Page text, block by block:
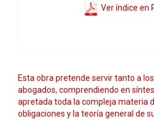
Ver índice en
Esta obra pretende servir tanto a
abogados, comprendiendo en
apretada toda la compleja materia
obligaciones y la teoría general de